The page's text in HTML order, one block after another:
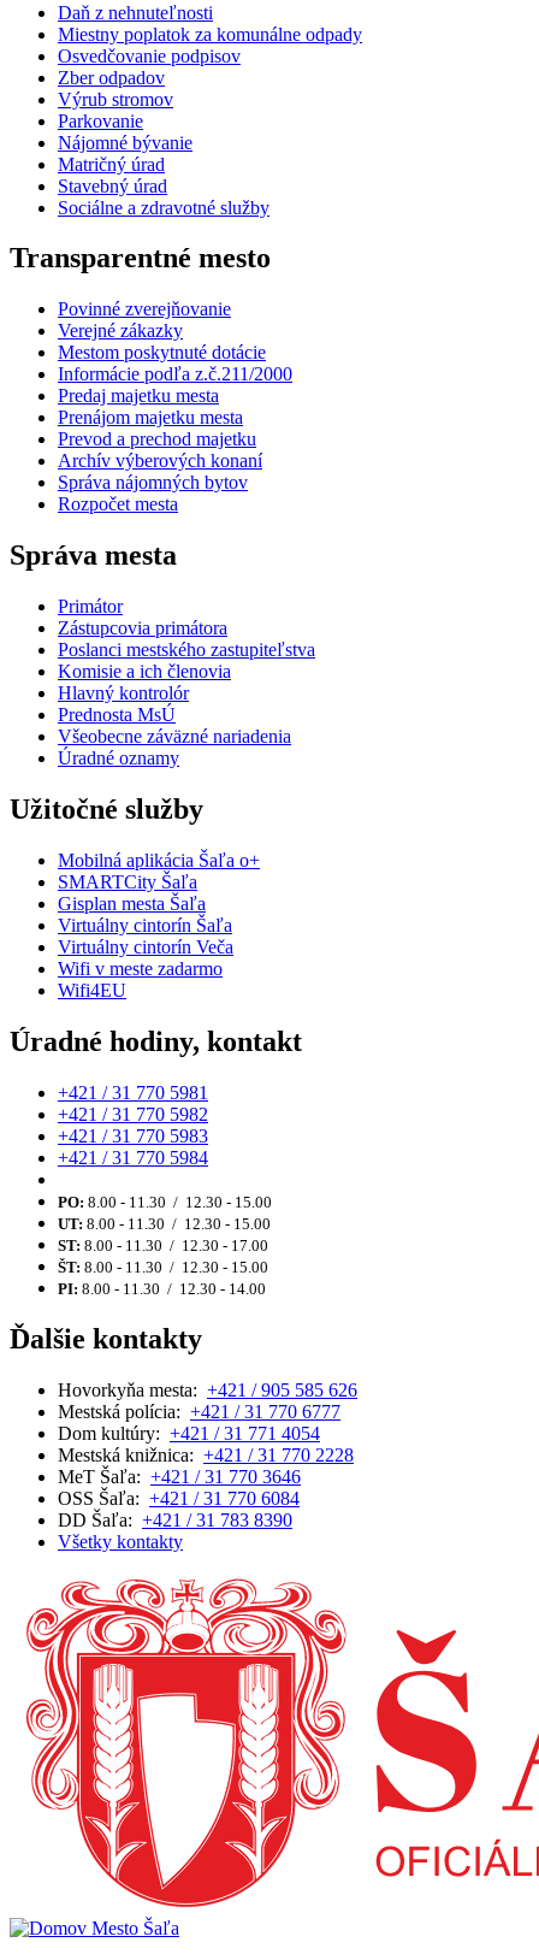
Daň z nehnuteľnosti
Miestny poplatok za komunálne odpady
Osvedčovanie podpisov
Zber odpadov
Výrub stromov
Parkovanie
Nájomné bývanie
Matričný úrad
Stavebný úrad
Sociálne a zdravotné služby
Transparentné mesto
Povinné zverejňovanie
Verejné zákazky
Mestom poskytnuté dotácie
Informácie podľa z.č.211/2000
Predaj majetku mesta
Prenájom majetku mesta
Prevod a prechod majetku
Archív výberových konaní
Správa nájomných bytov
Rozpočet mesta
Správa mesta
Primátor
Zástupcovia primátora
Poslanci mestského zastupiteľstva
Komisie a ich členovia
Hlavný kontrolór
Prednosta MsÚ
Všeobecne záväzné nariadenia
Úradné oznamy
Užitočné služby
Mobilná aplikácia Šaľa o+
SMARTCity Šaľa
Gisplan mesta Šaľa
Virtuálny cintorín Šaľa
Virtuálny cintorín Veča
Wifi v meste zadarmo
Wifi4EU
Úradné hodiny, kontakt
+421 / 31 770 5981
+421 / 31 770 5982
+421 / 31 770 5983
+421 / 31 770 5984
PO: 8.00 - 11.30 / 12.30 - 15.00
UT: 8.00 - 11.30 / 12.30 - 15.00
ST: 8.00 - 11.30 / 12.30 - 17.00
ŠT: 8.00 - 11.30 / 12.30 - 15.00
PI: 8.00 - 11.30 / 12.30 - 14.00
Ďalšie kontakty
Hovorkyňa mesta: +421 / 905 585 626
Mestská polícia: +421 / 31 770 6777
Dom kultúry: +421 / 31 771 4054
Mestská knižnica: +421 / 31 770 2228
MeT Šaľa: +421 / 31 770 3646
OSS Šaľa: +421 / 31 770 6084
DD Šaľa: +421 / 31 783 8390
Všetky kontakty